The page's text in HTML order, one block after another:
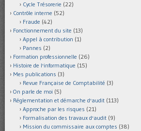
Cycle Trésorerie (22)
Contrôle interne (52)
Fraude (42)
Fonctionnement du site (13)
Appel à contribution (1)
Pannes (2)
Formation professionnelle (26)
Histoire de l'informatique (15)
Mes publications (3)
Revue Française de Comptabilité (3)
On parle de moi (5)
Réglementation et démarche d'audit (113)
Approche par les risques (21)
Formalisation des travaux d'audit (9)
Mission du commissaire aux comptes (38)